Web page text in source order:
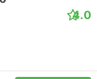
4.0